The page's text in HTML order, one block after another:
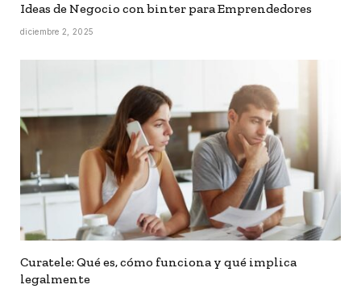
Ideas de Negocio con binter para Emprendedores
diciembre 2, 2025
Curatele: Qué es, cómo funciona y qué implica
legalmente